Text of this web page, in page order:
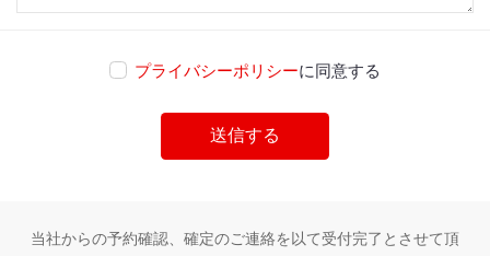
プライバシーポリシーに同意する
当社からの予約確認、確定のご連絡を以て受付完了とさせて頂